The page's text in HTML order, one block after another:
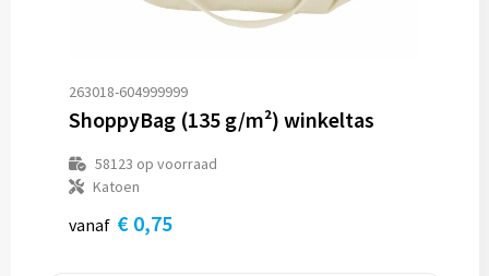
263018-604999999
ShoppyBag (135 g/m²) winkeltas
58123 op voorraad
Katoen
vanaf € 0,75